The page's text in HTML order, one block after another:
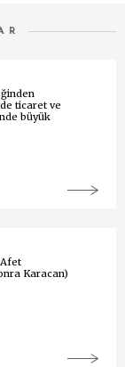
ticaret ve
büyük
Karacan)